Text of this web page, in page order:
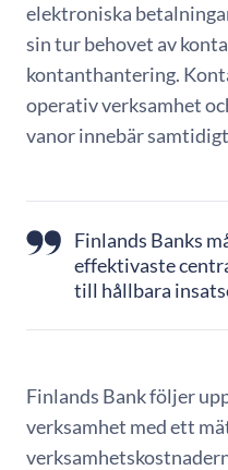
elektroniska
sin tur behovet av
kontanthantering.
operativ verksamhet
vanor innebär
Finlands Banks
effektivaste
till hållbara
Finlands Bank följer
verksamhet med ett